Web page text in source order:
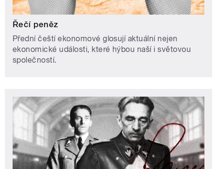
Řečí peněz
Přední čeští ekonomové glosují aktuální nejen
ekonomické události, které hýbou naší i světovou
společností.